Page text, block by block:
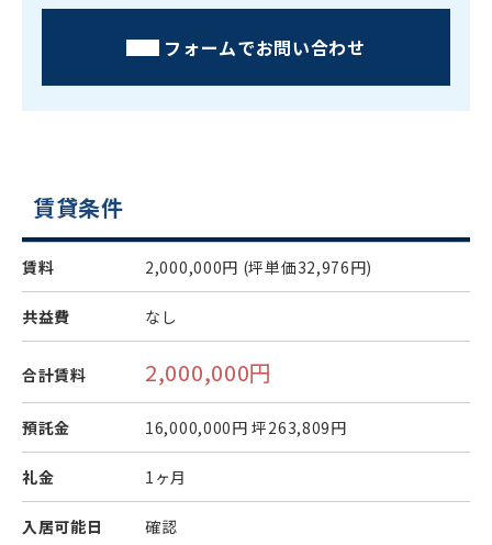
フォームでお問い合わせ
賃貸条件
賃料 2,000,000円 (坪単価32,976円)
共益費 なし
合計賃料 2,000,000円
預託金 16,000,000円 坪263,809円
礼金 1ヶ月
入居可能日 確認